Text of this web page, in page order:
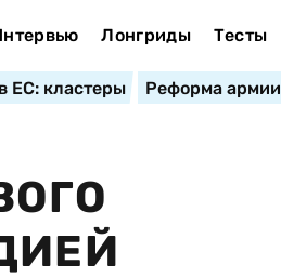
Лонгриды Тесты
ЕС: кластеры Реформа армии